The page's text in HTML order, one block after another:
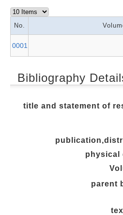
No.
0001
Bibliography
title and statement of
physical
parent